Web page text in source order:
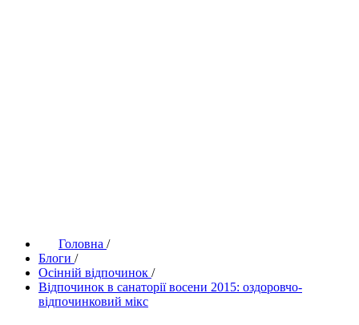
Головна /
Блоги /
Осінній відпочинок /
Відпочинок в санаторії восени 2015: оздоровчо-
відпочинковий мікс